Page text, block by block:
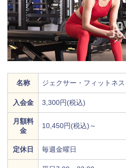
名称 ジェクサー・フィットネ
入会金 3,300円(税込)
月額料
金
10,450円(税込)～
定休日 毎週金曜日